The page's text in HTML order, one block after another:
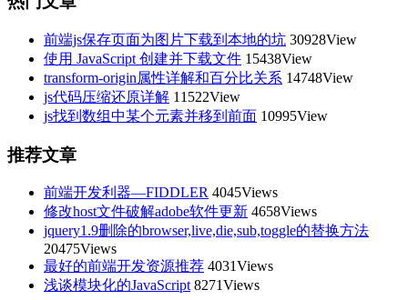
前端js保存页面为图片下载到本地的坑 30928View
使用 JavaScript 创建并下载文件 15438View
transform-origin属性详解和百分比关系 14748View
js代码压缩还原详解 11522View
js找到数组中某个元素并移到前面 10995View
推荐文章
前端开发利器—FIDDLER 4045Views
修改host文件破解adobe软件更新 4658Views
jquery1.9删除的browser,live,die,sub,toggle的替换方法
20475Views
最好的前端开发资源推荐 4031Views
浅谈模块化的JavaScript 8271Views